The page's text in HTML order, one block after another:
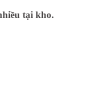
tại kho.